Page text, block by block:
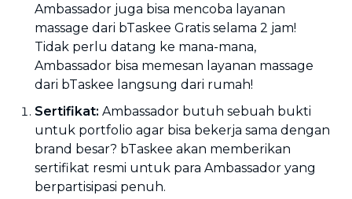
Ambassador juga bisa mencoba layanan
massage dari bTaskee Gratis selama 2 jam!
Tidak perlu datang ke mana-mana,
Ambassador bisa memesan layanan massage
dari bTaskee langsung dari rumah!
Sertifikat: Ambassador butuh sebuah bukti
untuk portfolio agar bisa bekerja sama dengan
brand besar? bTaskee akan memberikan
sertifikat resmi untuk para Ambassador yang
berpartisipasi penuh.